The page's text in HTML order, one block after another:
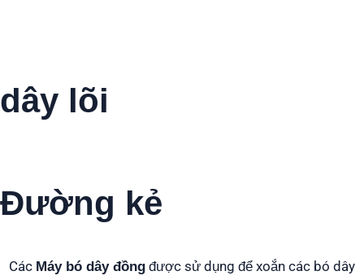
dây lõi
Đường kẻ
Các Máy bó dây đồng được sử dụng để xoắn các bó dây